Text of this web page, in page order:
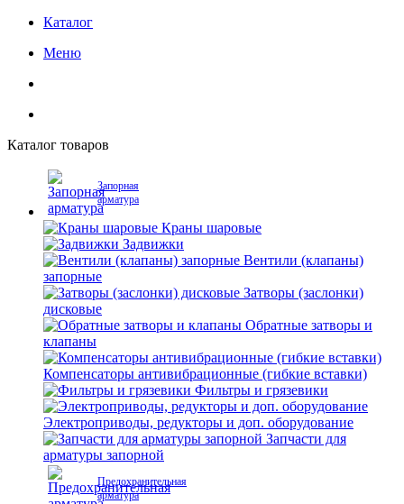
Каталог
Меню
Каталог товаров
Запорная
арматура
Краны шаровые
Задвижки
Вентили (клапаны)
запорные
Затворы (заслонки)
дисковые
Обратные затворы и
клапаны
Компенсаторы антивибрационные (гибкие вставки)
Фильтры и грязевики
Электроприводы, редукторы и доп. оборудование
Запчасти для
арматуры запорной
Предохранительная
арматура